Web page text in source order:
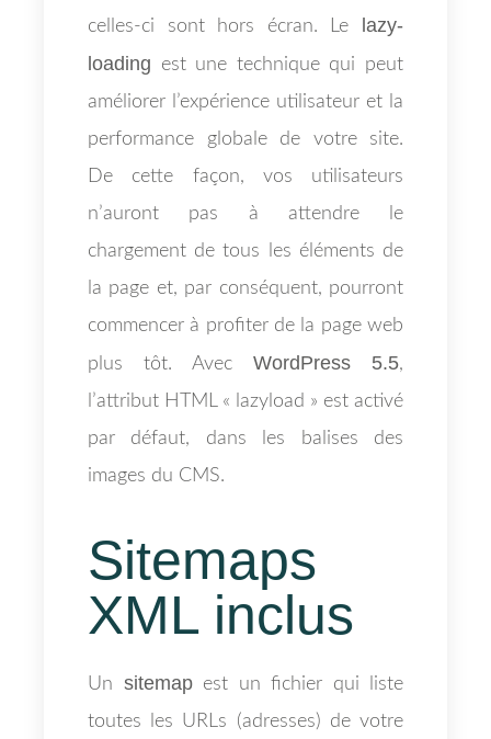
celles-ci sont hors écran. Le
lazy-
loading est une technique qui peut
améliorer l’expérience utilisateur et la
performance globale de votre site.
De cette façon, vos utilisateurs
n’auront pas à attendre le
chargement de tous les éléments de
la page et, par conséquent, pourront
commencer à profiter de la page web
plus tôt. Avec WordPress 5.5,
l’attribut HTML « lazyload » est activé
par défaut, dans les balises des
images du CMS.
Sitemaps
XML inclus
Un sitemapest un fichier qui liste
toutes les URLs (adresses) de votre